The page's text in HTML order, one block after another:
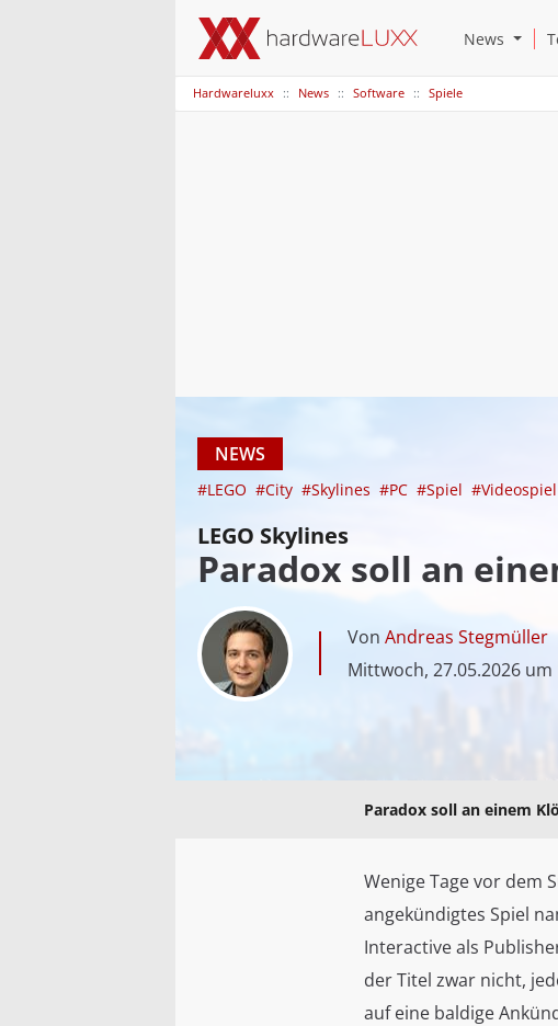
News Open
Hardwareluxx News Software Spiele
NEWS
#LEGO #City #Skylines #PC #Spiel #Videospiel
LEGO Skylines
Paradox soll an
Von Andreas Stegmüller
Mittwoch, 27.05.2026 um
Paradox soll an einem
Wenige Tage vor dem
angekündigtes Spiel
Interactive als
der Titel zwar nicht,
auf eine baldige